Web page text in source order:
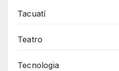
Tacuatí
Teatro
Tecnologia